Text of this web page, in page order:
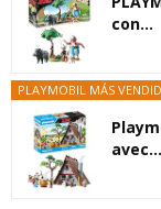
con...
PLAYMOBIL MÁS
avec...